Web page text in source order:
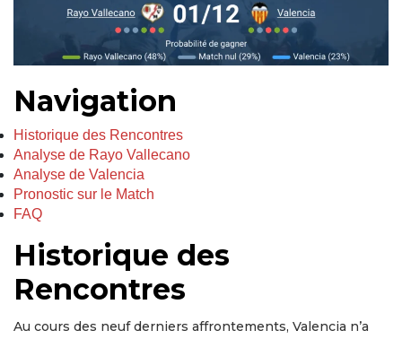
Navigation
Historique des Rencontres
Analyse de Rayo Vallecano
Analyse de Valencia
Pronostic sur le Match
FAQ
Historique des
Rencontres
Au cours des neuf derniers affrontements, Valencia n’a